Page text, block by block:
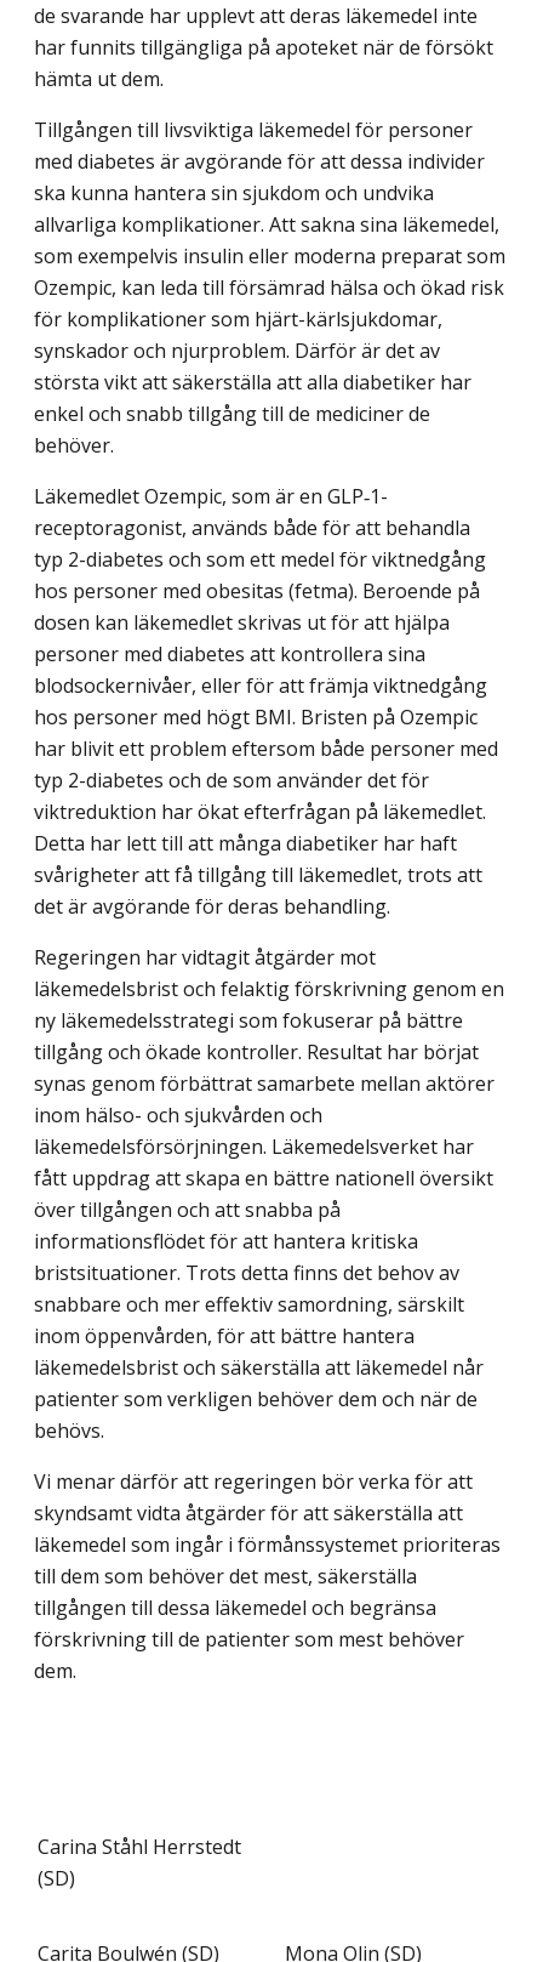
de svarande har upplevt att deras läkemedel inte
har funnits tillgängliga på apoteket när de försökt
hämta ut dem.
Tillgången till livsviktiga läkemedel för personer
med diabetes är avgörande för att dessa individer
ska kunna hantera sin sjukdom och undvika
allvarliga komplikationer. Att sakna sina läkemedel,
som exempelvis insulin eller moderna preparat som
Ozempic, kan leda till försämrad hälsa och ökad risk
för komplikationer som hjärt-kärlsjukdomar,
synskador och njurproblem. Därför är det av
största vikt att säkerställa att alla diabetiker har
enkel och snabb tillgång till de mediciner de
behöver.
Läkemedlet Ozempic, som är en GLP‑1-
receptoragonist, används både för att behandla
typ 2-diabetes och som ett medel för viktnedgång
hos personer med obesitas (fetma). Beroende på
dosen kan läkemedlet skrivas ut för att hjälpa
personer med dia­betes att kontrollera sina
blodsockernivåer, eller för att främja viktnedgång
hos personer med högt BMI. Bristen på Ozempic
har blivit ett problem eftersom både personer med
typ 2-diabetes och de som använder det för
viktreduktion har ökat efterfrågan på läke­medlet.
Detta har lett till att många diabetiker har haft
svårigheter att få tillgång till läke­medlet, trots att
det är avgörande för deras behandling.
Regeringen har vidtagit åtgärder mot
läkemedelsbrist och felaktig förskrivning genom en
ny läkemedelsstrategi som fokuserar på bättre
tillgång och ökade kontroller. Resultat har börjat
synas genom förbättrat samarbete mellan aktörer
inom hälso- och sjukvården och
läkemedelsförsörjningen. Läkemedelsverket har
fått uppdrag att skapa en bättre nationell översikt
över tillgången och att snabba på
informationsflödet för att hantera kritiska
bristsituationer. Trots detta finns det behov av
snabbare och mer effektiv samordning, särskilt
inom öppenvården, för att bättre hantera
läkemedelsbrist och säkerställa att läkemedel når
patienter som verkligen behöver dem och när de
behövs.
Vi menar därför att regeringen bör verka för att
skyndsamt vidta åtgärder för att säkerställa att
läkemedel som ingår i förmånssystemet prioriteras
till dem som behöver det mest, säkerställa
tillgången till dessa läkemedel och begränsa
förskrivning till de patienter som mest behöver
dem.
Carina Ståhl Herrstedt
(SD)
Carita Boulwén (SD) Mona Olin (SD)